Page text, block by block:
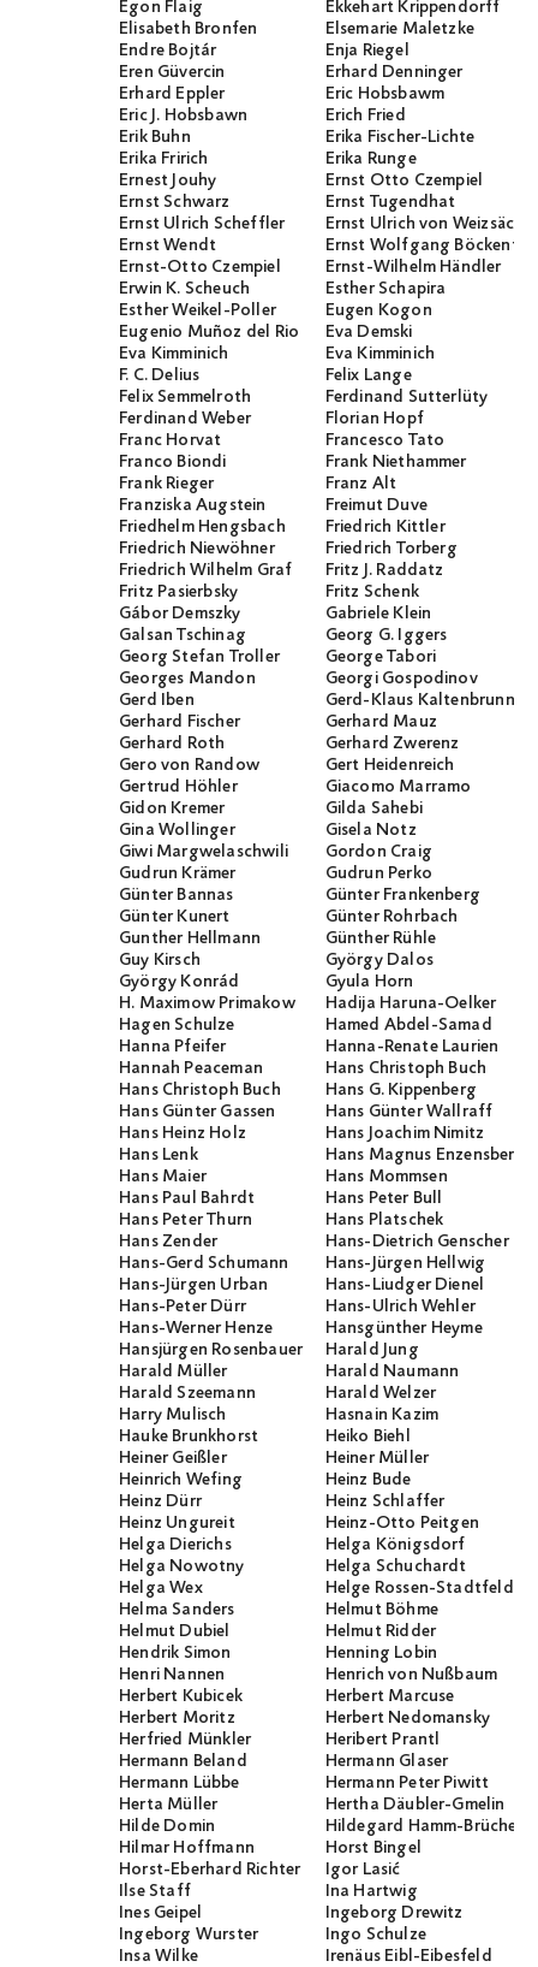
Egon Flaig
Ekkehart Krippendorff
Elisabeth Bronfen
Elsemarie Maletzke
Endre Bojtár
Enja Riegel
Eren Güvercin
Erhard Denninger
Erhard Eppler
Eric Hobsbawm
Eric J. Hobsbawn
Erich Fried
Erik Buhn
Erika Fischer-Lichte
Erika Fririch
Erika Runge
Ernest Jouhy
Ernst Otto Czempiel
Ernst Schwarz
Ernst Tugendhat
Ernst Ulrich Scheffler
Ernst Ulrich von Weizsäcker
Ernst Wendt
Ernst Wolfgang
Ernst-Otto Czempiel
Ernst-Wilhelm Händler
Erwin K. Scheuch
Esther Schapira
Esther Weikel-Poller
Eugen Kogon
Eugenio Muñoz del Rio
Eva Demski
Eva Kimminich
Eva Kimminich
F. C. Delius
Felix Lange
Felix Semmelroth
Ferdinand Sutterlüty
Ferdinand Weber
Florian Hopf
Franc Horvat
Francesco Tato
Franco Biondi
Frank Niethammer
Frank Rieger
Franz Alt
Franziska Augstein
Freimut Duve
Friedhelm Hengsbach
Friedrich Kittler
Friedrich Niewöhner
Friedrich Torberg
Friedrich Wilhelm Graf
Fritz J. Raddatz
Fritz Pasierbsky
Fritz Schenk
Gábor Demszky
Gabriele Klein
Galsan Tschinag
Georg G. Iggers
Georg Stefan Troller
George Tabori
Georges Mandon
Georgi Gospodinov
Gerd Iben
Gerd-Klaus Kaltenbrunner
Gerhard Fischer
Gerhard Mauz
Gerhard Roth
Gerhard Zwerenz
Gero von Randow
Gert Heidenreich
Gertrud Höhler
Giacomo Marramo
Gidon Kremer
Gilda Sahebi
Gina Wollinger
Gisela Notz
Giwi Margwelaschwili
Gordon Craig
Gudrun Krämer
Gudrun Perko
Günter Bannas
Günter Frankenberg
Günter Kunert
Günter Rohrbach
Gunther Hellmann
Günther Rühle
Guy Kirsch
György Dalos
György Konrád
Gyula Horn
H. Maximow Primakow
Hadija Haruna-Oelker
Hagen Schulze
Hamed Abdel-Samad
Hanna Pfeifer
Hanna-Renate Laurien
Hannah Peaceman
Hans Christoph Buch
Hans Christoph Buch
Hans G. Kippenberg
Hans Günter Gassen
Hans Günter Wallraff
Hans Heinz Holz
Hans Joachim Nimitz
Hans Lenk
Hans Magnus
Hans Maier
Hans Mommsen
Hans Paul Bahrdt
Hans Peter Bull
Hans Peter Thurn
Hans Platschek
Hans Zender
Hans-Dietrich Genscher
Hans-Gerd Schumann
Hans-Jürgen Hellwig
Hans-Jürgen Urban
Hans-Liudger Dienel
Hans-Peter Dürr
Hans-Ulrich Wehler
Hans-Werner Henze
Hansgünther Heyme
Hansjürgen Rosenbauer
Harald Jung
Harald Müller
Harald Naumann
Harald Szeemann
Harald Welzer
Harry Mulisch
Hasnain Kazim
Hauke Brunkhorst
Heiko Biehl
Heiner Geißler
Heiner Müller
Heinrich Wefing
Heinz Bude
Heinz Dürr
Heinz Schlaffer
Heinz Ungureit
Heinz-Otto Peitgen
Helga Dierichs
Helga Königsdorf
Helga Nowotny
Helga Schuchardt
Helga Wex
Helge Rossen-Stadtfeld
Helma Sanders
Helmut Böhme
Helmut Dubiel
Helmut Ridder
Hendrik Simon
Henning Lobin
Henri Nannen
Henrich von Nußbaum
Herbert Kubicek
Herbert Marcuse
Herbert Moritz
Herbert Nedomansky
Herfried Münkler
Heribert Prantl
Hermann Beland
Hermann Glaser
Hermann Lübbe
Hermann Peter Piwitt
Herta Müller
Hertha Däubler-Gmelin
Hilde Domin
Hildegard Hamm-Brücher
Hilmar Hoffmann
Horst Bingel
Horst-Eberhard Richter
Igor Lasić
Ilse Staff
Ina Hartwig
Ines Geipel
Ingeborg Drewitz
Ingeborg Wurster
Ingo Schulze
Insa Wilke
Irenäus Eibl-Eibesfeld